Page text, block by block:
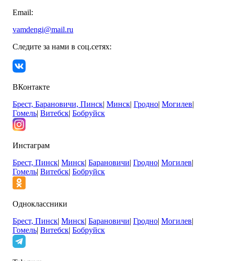
Email:
vamdengi@mail.ru
Следите за нами в соц.сетях:
ВКонтакте
Брест, Барановичи, Пинск| Минск| Гродно| Могилев|
Гомель| Витебск| Бобруйск
Инстаграм
Брест, Пинск| Минск| Барановичи| Гродно| Могилев|
Гомель| Витебск| Бобруйск
Одноклассники
Брест, Пинск| Минск| Барановичи| Гродно| Могилев|
Гомель| Витебск| Бобруйск